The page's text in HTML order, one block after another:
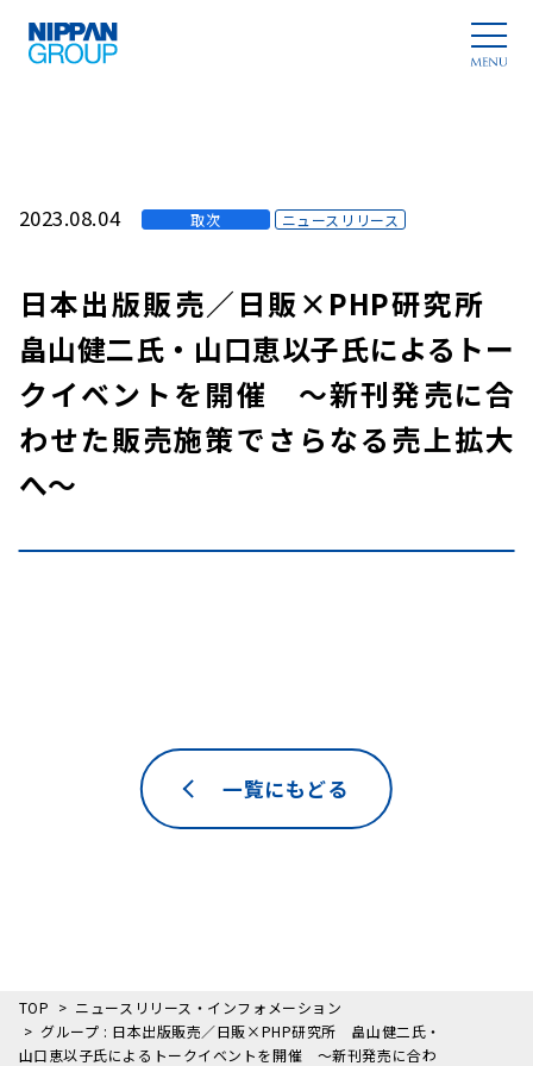
2023.08.04 取次 ニュースリリース
日本出版販売／日販×PHP研究所
畠山健二氏・山口恵以子氏によるトー
クイベントを開催 ～新刊発売に合
わせた販売施策でさらなる売上拡大
へ～
一覧にもどる
TOP
ニュースリリース・インフォメーション
グループ : 日本出版販売／日販×PHP研究所 畠山健二氏・
山口恵以子氏によるトークイベントを開催 ～新刊発売に合わ